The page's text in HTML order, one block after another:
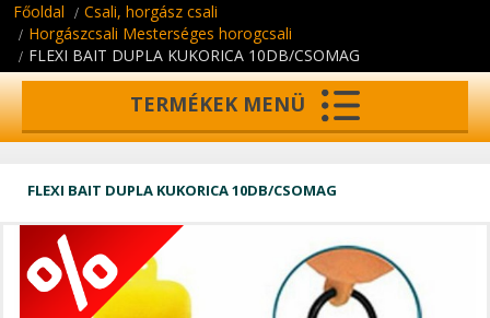
Főoldal
Csali, horgász csali
Horgászcsali Mesterséges horogcsali
FLEXI BAIT DUPLA KUKORICA 10DB/CSOMAG
TERMÉKEK MENÜ
FLEXI BAIT DUPLA KUKORICA 10DB/CSOMAG